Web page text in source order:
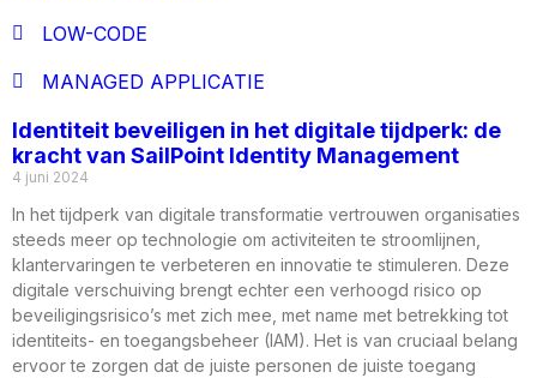
LOW-CODE
MANAGED APPLICATIE
Identiteit beveiligen in het digitale tijdperk: de
kracht van SailPoint Identity Management
4 juni 2024
In het tijdperk van digitale transformatie vertrouwen organisaties
steeds meer op technologie om activiteiten te stroomlijnen,
klantervaringen te verbeteren en innovatie te stimuleren. Deze
digitale verschuiving brengt echter een verhoogd risico op
beveiligingsrisico’s met zich mee, met name met betrekking tot
identiteits- en toegangsbeheer (IAM). Het is van cruciaal belang
ervoor te zorgen dat de juiste personen de juiste toegang